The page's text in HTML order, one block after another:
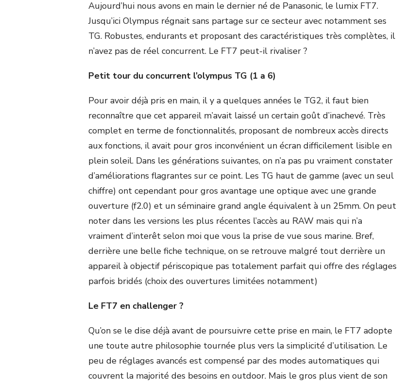
Aujourd’hui nous avons en main le dernier né de Panasonic, le lumix FT7.
Jusqu’ici Olympus régnait sans partage sur ce secteur avec notamment ses
TG. Robustes, endurants et proposant des caractéristiques très complètes, il
n’avez pas de réel concurrent. Le FT7 peut-il rivaliser ?
Petit tour du concurrent l’olympus TG (1 a 6)
Pour avoir déjà pris en main, il y a quelques années le TG2, il faut bien
reconnaître que cet appareil m’avait laissé un certain goût d’inachevé. Très
complet en terme de fonctionnalités, proposant de nombreux accès directs
aux fonctions, il avait pour gros inconvénient un écran difficilement lisible en
plein soleil. Dans les générations suivantes, on n’a pas pu vraiment constater
d’améliorations flagrantes sur ce point. Les TG haut de gamme (avec un seul
chiffre) ont cependant pour gros avantage une optique avec une grande
ouverture (f2.0) et un séminaire grand angle équivalent à un 25mm. On peut
noter dans les versions les plus récentes l’accès au RAW mais qui n’a
vraiment d’interêt selon moi que vous la prise de vue sous marine. Bref,
derrière une belle fiche technique, on se retrouve malgré tout derrière un
appareil à objectif périscopique pas totalement parfait qui offre des réglages
parfois bridés (choix des ouvertures limitées notamment)
Le FT7 en challenger ?
Qu’on se le dise déjà avant de poursuivre cette prise en main, le FT7 adopte
une toute autre philosophie tournée plus vers la simplicité d’utilisation. Le
peu de réglages avancés est compensé par des modes automatiques qui
couvrent la majorité des besoins en outdoor. Mais le gros plus vient de son